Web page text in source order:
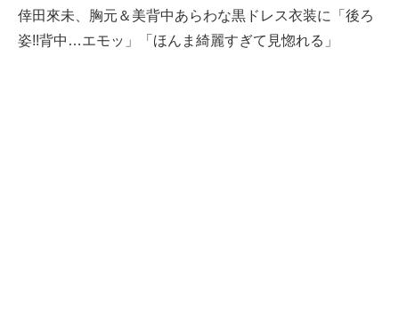
倖田來未、胸元＆美背中あらわな黒ドレス衣装に「後ろ
姿!!背中…エモッ」「ほんま綺麗すぎて見惚れる」